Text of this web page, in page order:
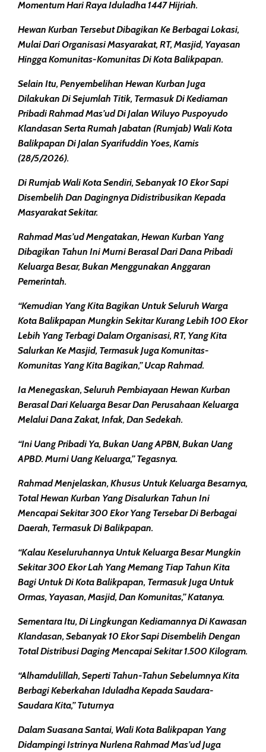
Momentum Hari Raya Iduladha 1447 Hijriah.
Hewan Kurban Tersebut Dibagikan Ke Berbagai Lokasi,
Mulai Dari Organisasi Masyarakat, RT, Masjid, Yayasan
Hingga Komunitas-Komunitas Di Kota Balikpapan.
Selain Itu, Penyembelihan Hewan Kurban Juga
Dilakukan Di Sejumlah Titik, Termasuk Di Kediaman
Pribadi Rahmad Mas’ud Di Jalan Wiluyo Puspoyudo
Klandasan Serta Rumah Jabatan (Rumjab) Wali Kota
Balikpapan Di Jalan Syarifuddin Yoes, Kamis
(28/5/2026).
Di Rumjab Wali Kota Sendiri, Sebanyak 10 Ekor Sapi
Disembelih Dan Dagingnya Didistribusikan Kepada
Masyarakat Sekitar.
Rahmad Mas’ud Mengatakan, Hewan Kurban Yang
Dibagikan Tahun Ini Murni Berasal Dari Dana Pribadi
Keluarga Besar, Bukan Menggunakan Anggaran
Pemerintah.
“Kemudian Yang Kita Bagikan Untuk Seluruh Warga
Kota Balikpapan Mungkin Sekitar Kurang Lebih 100 Ekor
Lebih Yang Terbagi Dalam Organisasi, RT, Yang Kita
Salurkan Ke Masjid, Termasuk Juga Komunitas-
Komunitas Yang Kita Bagikan,” Ucap Rahmad.
Ia Menegaskan, Seluruh Pembiayaan Hewan Kurban
Berasal Dari Keluarga Besar Dan Perusahaan Keluarga
Melalui Dana Zakat, Infak, Dan Sedekah.
“Ini Uang Pribadi Ya, Bukan Uang APBN, Bukan Uang
APBD. Murni Uang Keluarga,” Tegasnya.
Rahmad Menjelaskan, Khusus Untuk Keluarga Besarnya,
Total Hewan Kurban Yang Disalurkan Tahun Ini
Mencapai Sekitar 300 Ekor Yang Tersebar Di Berbagai
Daerah, Termasuk Di Balikpapan.
“Kalau Keseluruhannya Untuk Keluarga Besar Mungkin
Sekitar 300 Ekor Lah Yang Memang Tiap Tahun Kita
Bagi Untuk Di Kota Balikpapan, Termasuk Juga Untuk
Ormas, Yayasan, Masjid, Dan Komunitas,” Katanya.
Sementara Itu, Di Lingkungan Kediamannya Di Kawasan
Klandasan, Sebanyak 10 Ekor Sapi Disembelih Dengan
Total Distribusi Daging Mencapai Sekitar 1.500 Kilogram.
“Alhamdulillah, Seperti Tahun-Tahun Sebelumnya Kita
Berbagi Keberkahan Iduladha Kepada Saudara-
Saudara Kita,” Tuturnya
Dalam Suasana Santai, Wali Kota Balikpapan Yang
Didampingi Istrinya Nurlena Rahmad Mas’ud Juga